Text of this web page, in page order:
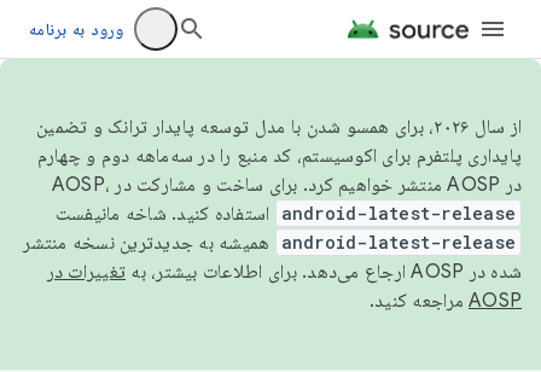
ورود به برنامه
از سال ۲۰۲۶، برای همسو شدن با مدل توسعه پایدار ترانک و تضمین
پایداری پلتفرم برای اکوسیستم، کد منبع را در سه‌ماهه دوم و چهارم
در AOSP منتشر خواهیم کرد. برای ساخت و مشارکت در AOSP،
android-latest-release استفاده کنید. شاخه مانیفست
android-latest-release
همیشه به جدیدترین نسخه منتشر
شده در AOSP ارجاع می‌دهد. برای اطلاعات بیشتر، به
تغییرات در
AOSP مراجعه کنید.